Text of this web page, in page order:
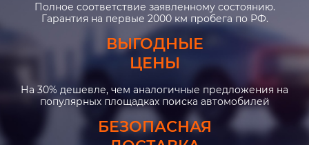
Полное соответствие заявленному состоянию.
Гарантия на первые 2000 км пробега по РФ.
ВЫГОДНЫЕ
ЦЕНЫ
На 30% дешевле, чем аналогичные предложения на
популярных площадках поиска автомобилей
БЕЗОПАСНАЯ